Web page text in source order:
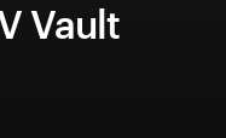
Vault